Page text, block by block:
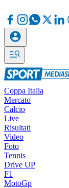
Coppa Italia
Mercato
Calcio
Live
Risultati
Video
Foto
Tennis
Drive UP
F1
MotoGp